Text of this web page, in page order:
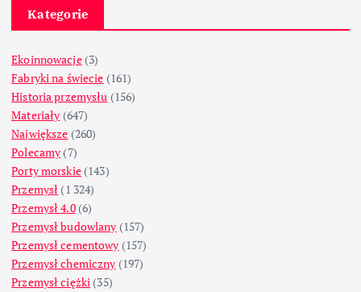
Kategorie
Ekoinnowacje(3)
Fabryki na świecie (161)
Historia przemysłu (156)
Materiały (647)
Największe (260)
Polecamy (7)
Porty morskie(143)
Przemysł (1 324)
Przemysł 4.0(6)
Przemysł budowlany (157)
Przemysł cementowy (157)
Przemysł chemiczny (197)
Przemysł ciężki (35)